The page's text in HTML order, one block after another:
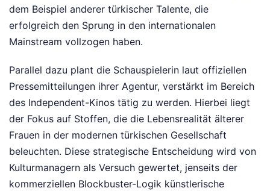
dem Beispiel anderer türkischer Talente, die
erfolgreich den Sprung in den internationalen
Mainstream vollzogen haben.
Parallel dazu plant die Schauspielerin laut offiziellen
Pressemitteilungen ihrer Agentur, verstärkt im Bereich
des Independent-Kinos tätig zu werden. Hierbei liegt
der Fokus auf Stoffen, die die Lebensrealität älterer
Frauen in der modernen türkischen Gesellschaft
beleuchten. Diese strategische Entscheidung wird von
Kulturmanagern als Versuch gewertet, jenseits der
kommerziellen Blockbuster-Logik künstlerische